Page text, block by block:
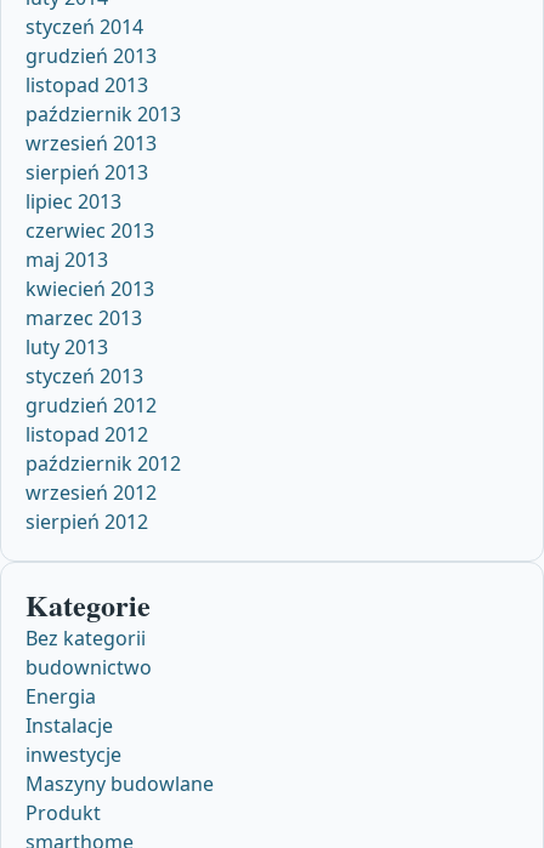
styczeń 2014
grudzień 2013
listopad 2013
październik 2013
wrzesień 2013
sierpień 2013
lipiec 2013
czerwiec 2013
maj 2013
kwiecień 2013
marzec 2013
luty 2013
styczeń 2013
grudzień 2012
listopad 2012
październik 2012
wrzesień 2012
sierpień 2012
Kategorie
Bez kategorii
budownictwo
Energia
Instalacje
inwestycje
Maszyny budowlane
Produkt
smarthome